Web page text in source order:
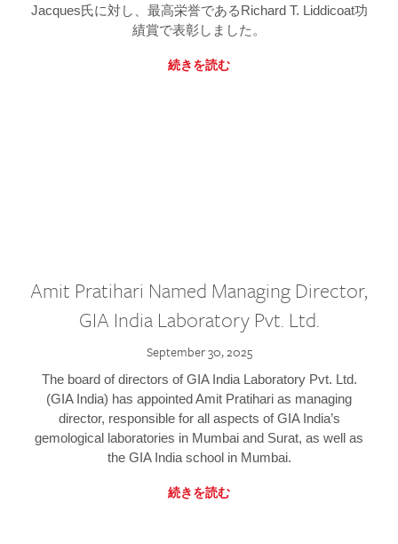
Jacques氏に対し、最高栄誉であるRichard T. Liddicoat功
績賞で表彰しました。
続きを読む
Amit Pratihari Named Managing Director,
GIA India Laboratory Pvt. Ltd.
September 30, 2025
The board of directors of GIA India Laboratory Pvt. Ltd.
(GIA India) has appointed Amit Pratihari as managing
director, responsible for all aspects of GIA India’s
gemological laboratories in Mumbai and Surat, as well as
the GIA India school in Mumbai.
続きを読む